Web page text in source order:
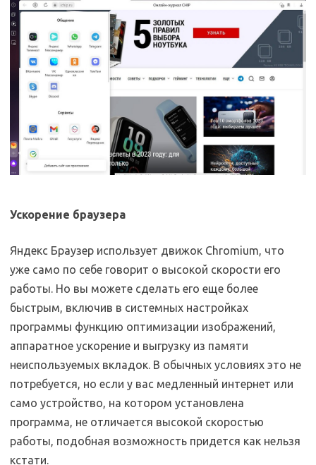
Ускорение браузера
Яндекс Браузер использует движок Chromium, что
уже само по себе говорит о высокой скорости его
работы. Но вы можете сделать его еще более
быстрым, включив в системных настройках
программы функцию оптимизации изображений,
аппаратное ускорение и выгрузку из памяти
неиспользуемых вкладок. В обычных условиях это не
потребуется, но если у вас медленный интернет или
само устройство, на котором установлена
программа, не отличается высокой скоростью
работы, подобная возможность придется как нельзя
кстати.